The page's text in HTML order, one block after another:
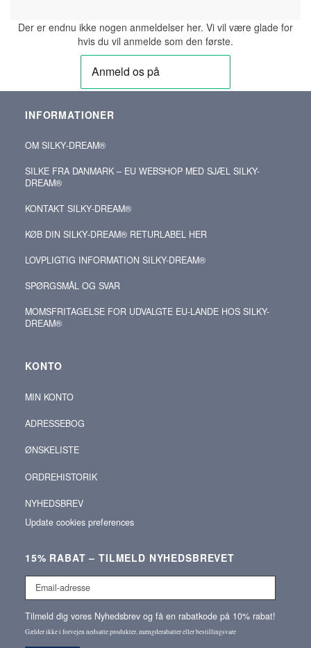
Der er endnu ikke nogen anmeldelser her. Vi vil være glade for
hvis du vil anmelde som den første.
INFORMATIONER
OM SILKY‑DREAM®
SILKE FRA DANMARK – EU WEBSHOP MED SJÆL SILKY-
DREAM®
KONTAKT SILKY‑DREAM®
KØB DIN SILKY‑DREAM® RETURLABEL HER
LOVPLIGTIG INFORMATION SILKY-DREAM®
SPØRGSMÅL OG SVAR
MOMSFRITAGELSE FOR UDVALGTE EU-LANDE HOS SILKY-
DREAM®
KONTO
MIN KONTO
ADRESSEBOG
ØNSKELISTE
ORDREHISTORIK
NYHEDSBREV
Update cookies preferences
15% RABAT – TILMELD NYHEDSBREVET
Email-
adresse
Tilmeld dig vores Nyhedsbrev og få en rabatkode på 10% rabat!
Gælder ikke i forvejen nedsatte produkter, mængderabatter eller bestillingsvare